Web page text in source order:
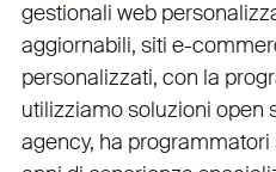
gestionali web
aggiornabili, siti e-
personalizzati, con la
utilizziamo soluzioni open
agency, ha